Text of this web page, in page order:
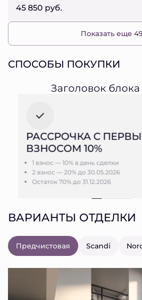
45 850 руб.
Показать еще 49
СПОСОБЫ ПОКУПКИ
Заголовок блока
РАССРОЧКА С
ВЗНОСОМ 10%
1 взнос — 10% в день сделки
2 взнос — 20% до 30.05.2026
Остаток 70% до 31.12.2026
ВАРИАНТЫ ОТДЕЛКИ
Предчистовая Scandi